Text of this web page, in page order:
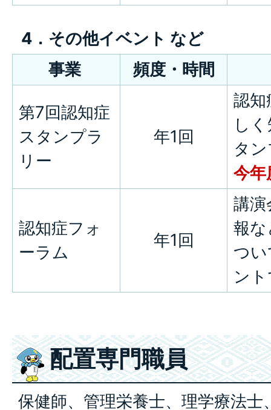
4．その他イベント など
事業
頻度・時間
第7回認知症
スタンプラ
リー
年1回
認知
し
タ
今年
認知症フォ
ーラム
年1回
講演
報な
つ
ン
配置専門職員
保健師、管理栄養士、理学療法士